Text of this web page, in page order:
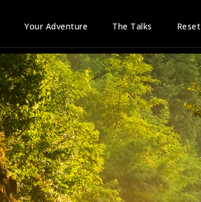
Your Adventure The Talks Reset